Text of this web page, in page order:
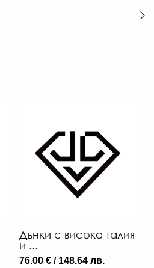
Дънки с висока талия
и ...
76.00 € / 148.64 лв.